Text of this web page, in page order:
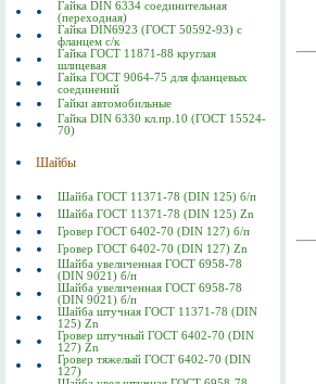
Гайка DIN 6334 соединительная
(переходная)
Гайка DIN6923 (ГОСТ 50592-93) с
фланцем с/к
Гайка ГОСТ 11871-88 круглая
шлицевая
Гайка ГОСТ 9064-75 для фланцевых
соединений
Гайки автомобильные
Гайка DIN 6330 кл.пр.10 (ГОСТ 15524-
70)
Шайбы
Шайба ГОСТ 11371-78 (DIN 125) б/п
Шайба ГОСТ 11371-78 (DIN 125) Zn
Гровер ГОСТ 6402-70 (DIN 127) б/п
Гровер ГОСТ 6402-70 (DIN 127) Zn
Шайба увеличенная ГОСТ 6958-78
(DIN 9021) б/п
Шайба увеличенная ГОСТ 6958-78
(DIN 9021) б/п
Шайба штучная ГОСТ 11371-78 (DIN
125) Zn
Гровер штучный ГОСТ 6402-70 (DIN
127) Zn
Гровер тяжелый ГОСТ 6402-70 (DIN
127)